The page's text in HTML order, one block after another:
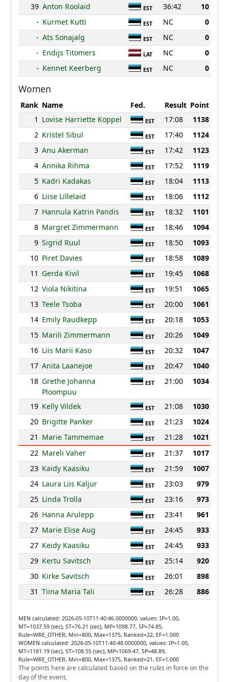
39 Anton Roolaid EST 36:42
10
- Kurmet Kutti EST NC
0
- Ats Sonajalg EST NC
0
- Endijs Titomers LAT NC
0
- Kennet Keerberg EST NC 0
Women
Rank Name Fed. Result Point
1 Lovise Harriette Koppel EST 17:08
1138
2 Kristel Sibul EST 17:40
1124
3 Anu Akerman EST 17:42
1123
4 Annika Rihma EST 17:52
1119
5 Kadri Kadakas EST 18:04
1113
6 Liise Lillelaid EST 18:06
1112
7 Hannula Katrin Pandis EST 18:32
1101
8 Margret Zimmermann EST 18:46
1094
9 Sigrid Ruul EST 18:50
1093
10 Piret Davies EST 18:58
1089
11 Gerda Kivil EST 19:45
1068
12 Viola Nikitina EST 19:51
1065
13 Teele Tsoba EST 20:00
1061
14 Emily Raudkepp EST 20:18
1053
15 Marili Zimmermann EST 20:26
1049
16 Liis Marii Kaso EST 20:32
1047
17 Anita Laanejoe EST 20:47
1040
18 Grethe Johanna
Ploompuu
EST 21:00 1034
19 Kelly Vildek EST 21:08
1030
20 Brigitte Panker EST 21:23
1024
21 Marie Tammemae EST 21:28
1021
22 Mareli Vaher EST 21:37
1017
23 Kaidy Kaasiku EST 21:59
1007
24 Laura Liis Kaljur EST 23:03
979
25 Linda Trolla EST 23:16
973
26 Hanna Arulepp EST 23:41
961
27 Marie Elise Aug EST 24:45
933
27 Keidy Kaasiku EST 24:45
933
29 Kertu Savitsch EST 25:14
920
30 Kirke Savitsch EST 26:01
898
31 Tiina Maria Tali EST 26:28 886
MEN calculated: 2026-05-10T11:40:46.0000000, values: IP=1.00,
MT=1037.59 (sec), ST=76.21 (sec), MP=1098.77, SP=74.85,
Rule=WRE_OTHER, Min=800, Max=1375, Ranked=22, EF=1.000
WOMEN calculated: 2026-05-10T11:40:48.0000000, values: IP=1.00,
MT=1181.19 (sec), ST=108.55 (sec), MP=1069.47, SP=48.89,
Rule=WRE_OTHER, Min=800, Max=1375, Ranked=21, EF=1.000
The points here are calculated based on the rules in force on the
day of the event.